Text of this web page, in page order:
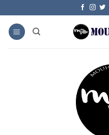
au
contenu